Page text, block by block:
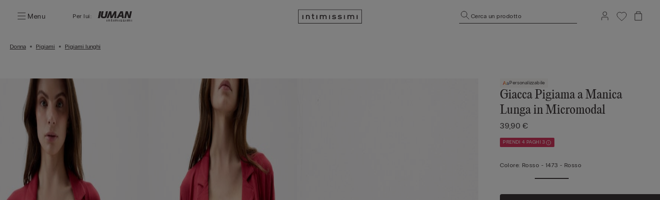
Menu Per lui: Cerca un prodotto
Donna Pigiami Pigiami lunghi
Personalizzabile
Giacca Pigiama a Manica
Lunga in Micromodal
39,90 €
PRENDI 4 PAGHI 3
Colore: Rosso - 1473 - Rosso